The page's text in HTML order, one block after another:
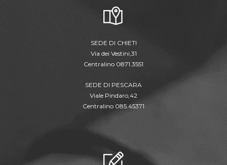
SEDE DI CHIETI
Via dei Vestini,31
Centralino 0871.3551
SEDE DI PESCARA
Viale Pindaro,42
Centralino 085.45371